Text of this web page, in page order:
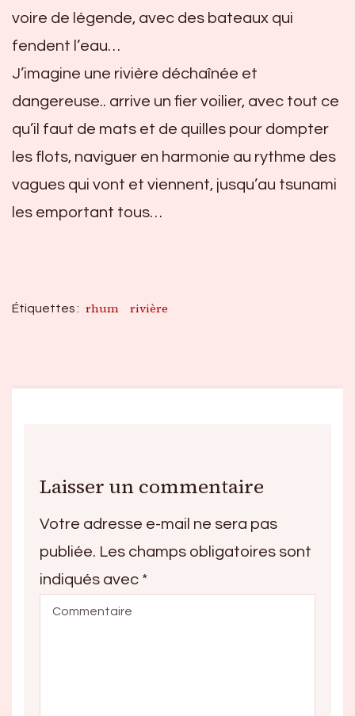
voire de légende, avec des bateaux qui
fendent l’eau…
J’imagine une rivière déchaînée et
dangereuse.. arrive un fier voilier, avec tout ce
qu’il faut de mats et de quilles pour dompter
les flots, naviguer en harmonie au rythme des
vagues qui vont et viennent, jusqu’au tsunami
les emportant tous…
Étiquettes : rhum rivière
Laisser un commentaire
Votre adresse e-mail ne sera pas
publiée. Les champs obligatoires sont
indiqués avec *